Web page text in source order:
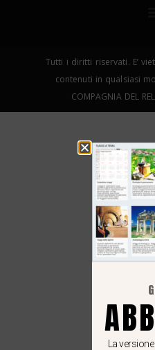
Tutti i diritti riservati. E’
contenuti in qualsiasi
COMPAGNIA DEL
La